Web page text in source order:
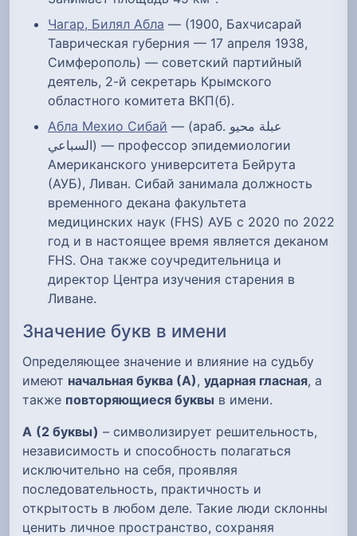
Чагар, Билял Абла — (1900, Бахчисарай
Таврическая губерния — 17 апреля 1938,
Симферополь) — советский партийный
деятель, 2-й секретарь Крымского
областного комитета ВКП(б).
Абла Мехио Сибай — (араб. عبلة محيو
السباعي‎) — профессор эпидемиологии
Американского университета Бейрута
(АУБ), Ливан. Сибай занимала должность
временного декана факультета
медицинских наук (FHS) АУБ с 2020 по 2022
год и в настоящее время является деканом
FHS. Она также соучредительница и
директор Центра изучения старения в
Ливане.
Значение букв в имени
Определяющее значение и влияние на судьбу
имеют начальная буква (А), ударная гласная, а
также повторяющиеся буквы в имени.
А (2 буквы) – символизирует решительность,
независимость и способность полагаться
исключительно на себя, проявляя
последовательность, практичность и
открытость в любом деле. Такие люди склонны
ценить личное пространство, сохраняя